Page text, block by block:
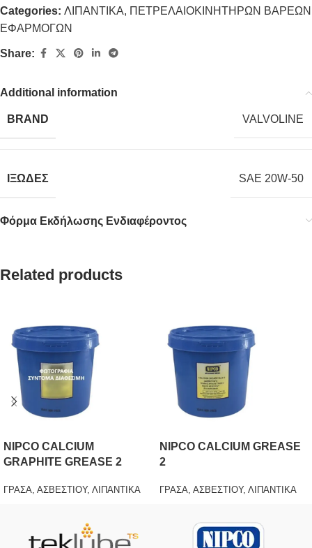
Categories: ΛΙΠΑΝΤΙΚΑ, ΠΕΤΡΕΛΑΙΟΚΙΝΗΤΗΡΩΝ ΒΑΡΕΩΝ
ΕΦΑΡΜΟΓΩΝ
Share:
Additional information
BRAND VALVOLINE
ΙΞΩΔΕΣ SAE 20W-50
Φόρμα Εκδήλωσης Ενδιαφέροντος
Related products
NIPCO CALCIUM
GRAPHITE GREASE 2
ΓΡΑΣΑ ΑΣΒΕΣΤΙΟΥ, ΛΙΠΑΝΤΙΚΑ
NIPCO CALCIUM GREASE
2
ΓΡΑΣΑ ΑΣΒΕΣΤΙΟΥ, ΛΙΠΑΝΤΙΚΑ